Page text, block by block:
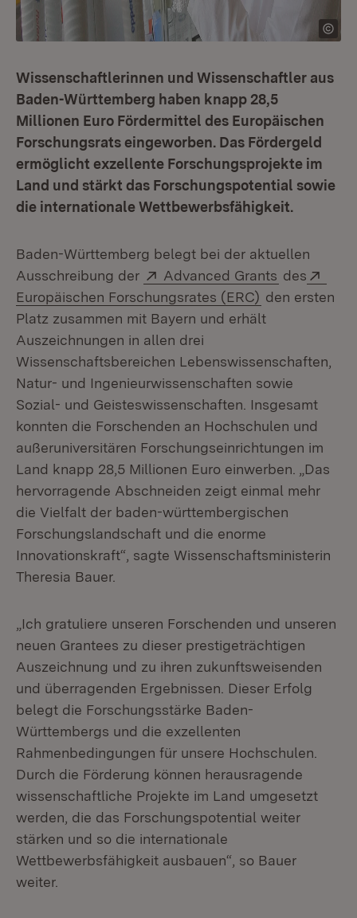
Wissenschaftlerinnen und Wissenschaftler aus
Baden-Württemberg haben knapp 28,5
Millionen Euro Fördermittel des Europäischen
Forschungsrats eingeworben. Das Fördergeld
ermöglicht exzellente Forschungsprojekte im
Land und stärkt das Forschungspotential sowie
die internationale Wettbewerbsfähigkeit.
Baden-Württemberg belegt bei der aktuellen
Ausschreibung der
Extern:
Advanced Grants (Öffnet in
des
Europäischen Forschungsrates (ERC) (Öffnet in
den ersten
Platz zusammen mit Bayern und erhält
Auszeichnungen in allen drei
Wissenschaftsbereichen Lebenswissenschaften,
Natur- und Ingenieurwissenschaften sowie
Sozial- und Geisteswissenschaften. Insgesamt
konnten die Forschenden an Hochschulen und
außeruniversitären Forschungseinrichtungen im
Land knapp 28,5 Millionen Euro einwerben. „Das
hervorragende Abschneiden zeigt einmal mehr
die Vielfalt der baden-württembergischen
Forschungslandschaft und die enorme
Innovationskraft“, sagte Wissenschaftsministerin
Theresia Bauer.
„Ich gratuliere unseren Forschenden und unseren
neuen Grantees zu dieser prestigeträchtigen
Auszeichnung und zu ihren zukunftsweisenden
und überragenden Ergebnissen. Dieser Erfolg
belegt die Forschungsstärke Baden-
Württembergs und die exzellenten
Rahmenbedingungen für unsere Hochschulen.
Durch die Förderung können herausragende
wissenschaftliche Projekte im Land umgesetzt
werden, die das Forschungspotential weiter
stärken und so die internationale
Wettbewerbsfähigkeit ausbauen“, so Bauer
weiter.